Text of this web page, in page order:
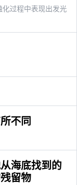
过程中表现出发光
不同
海底找到的
留物